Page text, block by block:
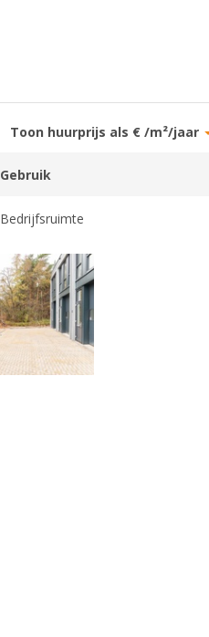
Toon huurprijs als € /m²/jaar
Gebruik
Bedrijfsruimte